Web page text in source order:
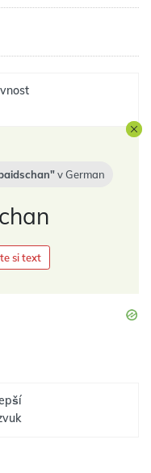
vGerman
si text